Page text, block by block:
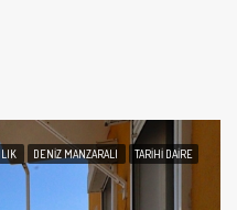
DENIZ MANZARALI TARIHI DAIRE